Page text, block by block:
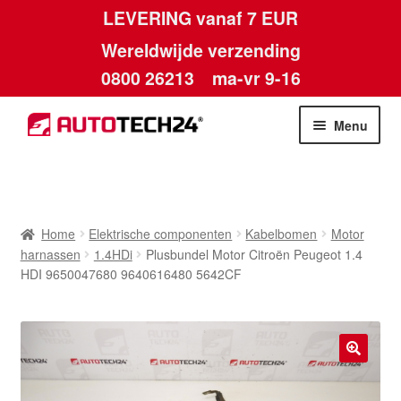
LEVERING vanaf 7 EUR
Wereldwijde verzending
0800 26213 ma-vr 9-16
Skip
to
Skip
to
Menu
Algemene voorwaarden
Betalingen
Contact
Home Elektrische componenten Kabelbomen
Motor
harnassen
1.4HDi
Plusbundel Motor Citroën Peugeot 1.4
HDI 9650047680 9640616480 5642CF
🔍